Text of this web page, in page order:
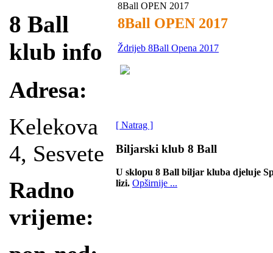
8 Ball
klub info
Adresa:
Kelekova
4, Sesvete
Radno
vrijeme:
8Ball OPEN 2017
8Ball OPEN 2017
Ždrijeb 8Ball Opena 2017
[ Natrag ]
Biljarski klub 8 Ball
U sklopu 8 Ball biljar kluba djeluje
lizi. Opširnije ...